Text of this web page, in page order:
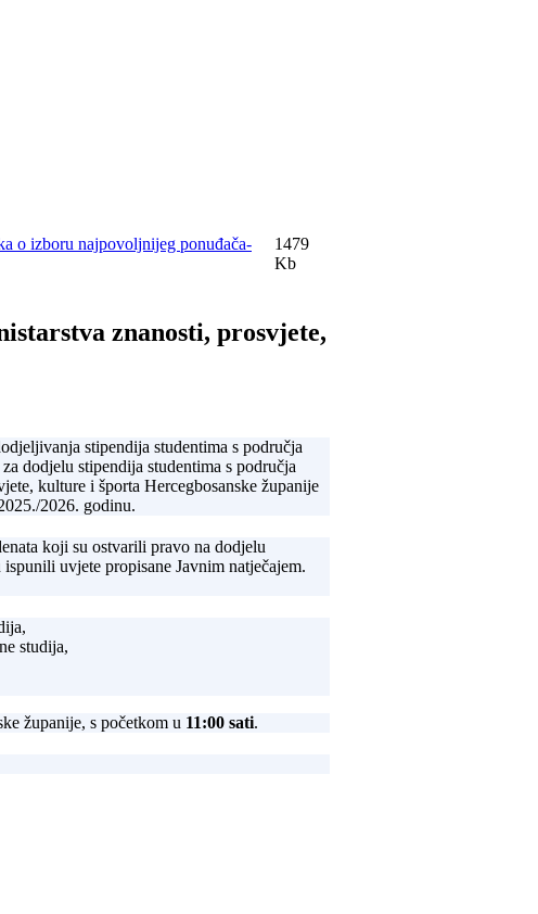
o izboru najpovoljnijeg ponuđača-
1479
Kb
znanosti, prosvjete,
stipendija studentima s područja
dodjelu stipendija studentima s područja
kulture i športa Hercegbosanske županije
2026. godinu.
koji su ostvarili pravo na dodjelu
uvjete propisane Javnim natječajem.
studija,
županije, s početkom u 11:00 sati.